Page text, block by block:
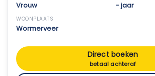
Vrouw - jaar
WOONPLAATS
Wormerveer
Direct boeken
betaal achteraf